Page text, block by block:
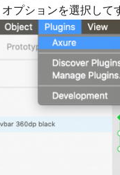
オプションを選択して